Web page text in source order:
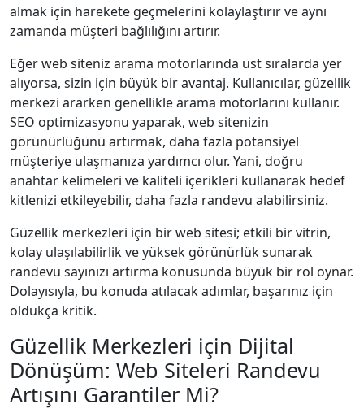
almak için harekete geçmelerini kolaylaştırır ve aynı
zamanda müşteri bağlılığını artırır.
Eğer web siteniz arama motorlarında üst sıralarda yer
alıyorsa, sizin için büyük bir avantaj. Kullanıcılar, güzellik
merkezi ararken genellikle arama motorlarını kullanır.
SEO optimizasyonu yaparak, web sitenizin
görünürlüğünü artırmak, daha fazla potansiyel
müşteriye ulaşmanıza yardımcı olur. Yani, doğru
anahtar kelimeleri ve kaliteli içerikleri kullanarak hedef
kitlenizi etkileyebilir, daha fazla randevu alabilirsiniz.
Güzellik merkezleri için bir web sitesi; etkili bir vitrin,
kolay ulaşılabilirlik ve yüksek görünürlük sunarak
randevu sayınızı artırma konusunda büyük bir rol oynar.
Dolayısıyla, bu konuda atılacak adımlar, başarınız için
oldukça kritik.
Güzellik Merkezleri için Dijital
Dönüşüm: Web Siteleri Randevu
Artışını Garantiler Mi?